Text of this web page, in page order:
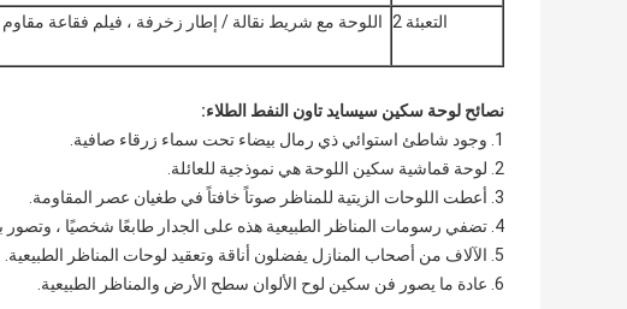
التعبئة 2
اللوحة مع شريط نقالة / إطار زخرفة ، فيلم فقاعة
نصائح لوحة سكين سيسايد تاون النفط الطلاء:
1. وجود شاطئ استوائي ذي رمال بيضاء تحت سماء زرقاء صافية.
2. لوحة قماشية سكين اللوحة هي نموذجية للعائلة.
3. أعطت اللوحات الزيتية للمناظر صوتاً خافتاً في طغيان عصر المقاومة.
4. تضفي رسومات المناظر الطبيعية هذه على الجدار طابعًا شخصيًا ، وتصور بانوراما لقرية شاعرية.
5. الآلاف من أصحاب المنازل يفضلون أناقة وتعقيد لوحات المناظر الطبيعية.
6. عادة ما يصور فن سكين لوح الألوان سطح الأرض والمناظر الطبيعية.